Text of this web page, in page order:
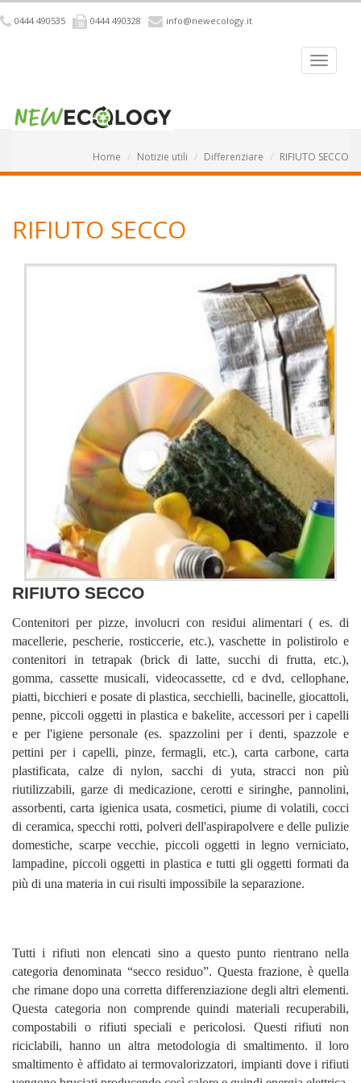
0444 490535 0444 490328 info@newecology.it
Home Notizie utili Differenziare RIFIUTO SECCO
RIFIUTO SECCO
RIFIUTO SECCO
Contenitori per pizze, involucri con residui alimentari ( es. di
macellerie, pescherie, rosticcerie, etc.), vaschette in polistirolo e
contenitori in tetrapak (brick di latte, succhi di frutta, etc.),
gomma, cassette musicali, videocassette, cd e dvd, cellophane,
piatti, bicchieri e posate di plastica, secchielli, bacinelle, giocattoli,
penne, piccoli oggetti in plastica e bakelite, accessori per i capelli
e per l'igiene personale (es. spazzolini per i denti, spazzole e
pettini per i capelli, pinze, fermagli, etc.), carta carbone, carta
plastificata, calze di nylon, sacchi di yuta, stracci non più
riutilizzabili, garze di medicazione, cerotti e siringhe, pannolini,
assorbenti, carta igienica usata, cosmetici, piume di volatili, cocci
di ceramica, specchi rotti, polveri dell'aspirapolvere e delle pulizie
domestiche, scarpe vecchie, piccoli oggetti in legno verniciato,
lampadine, piccoli oggetti in plastica e tutti gli oggetti formati da
più di una materia in cui risulti impossibile la separazione.
Tutti i rifiuti non elencati sino a questo punto rientrano nella
categoria denominata “secco residuo”. Questa frazione, è quella
che rimane dopo una corretta differenziazione degli altri elementi.
Questa categoria non comprende quindi materiali recuperabili,
compostabili o rifiuti speciali e pericolosi. Questi rifiuti non
riciclabili, hanno un altra metodologia di smaltimento. il loro
smaltimento è affidato ai termovalorizzatori, impianti dove i rifiuti